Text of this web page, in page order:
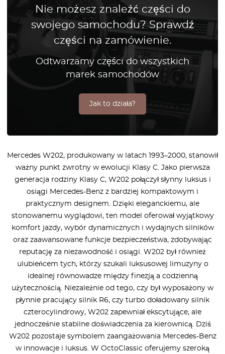
Nie możesz znaleźć części do
swojego samochodu? Sprawdź
części na zamówienie.
Odtwarzamy części do wszystkich
marek samochodów
Jak to działa?
Mercedes W202, produkowany w latach 1993–2000, stanowił
ważny punkt zwrotny w ewolucji Klasy C. Jako pierwsza
generacja rodziny Klasy C, W202 połączył słynny luksus i
osiągi Mercedes-Benz z bardziej kompaktowym i
praktycznym designem. Dzięki eleganckiemu, ale
stonowanemu wyglądowi, ten model oferował wyjątkowy
komfort jazdy, wybór dynamicznych i wydajnych silników
oraz zaawansowane funkcje bezpieczeństwa, zdobywając
reputację za niezawodność i osiągi. W202 był również
ulubieńcem tych, którzy szukali luksusowej limuzyny o
idealnej równowadze między finezją a codzienną
użytecznością. Niezależnie od tego, czy był wyposażony w
płynnie pracujący silnik R6, czy turbo doładowany silnik
czterocylindrowy, W202 zapewniał ekscytujące, ale
jednocześnie stabilne doświadczenia za kierownicą. Dziś
W202 pozostaje symbolem zaangażowania Mercedes-Benz
w innowacje i luksus. W OctoClassic oferujemy szeroką